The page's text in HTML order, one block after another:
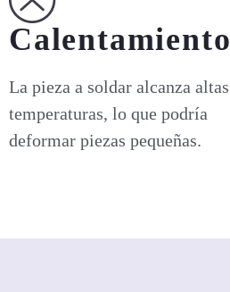
Calentamiento
La pieza a soldar alcanza altas
temperaturas, lo que podría
deformar piezas pequeñas.